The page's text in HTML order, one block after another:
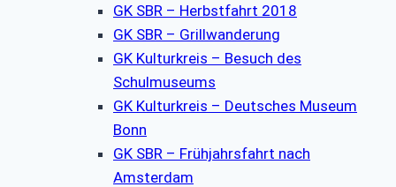
GK SBR – Herbstfahrt 2018
GK SBR – Grillwanderung
GK Kulturkreis – Besuch des
Schulmuseums
GK Kulturkreis – Deutsches Museum
Bonn
GK SBR – Frühjahrsfahrt nach
Amsterdam